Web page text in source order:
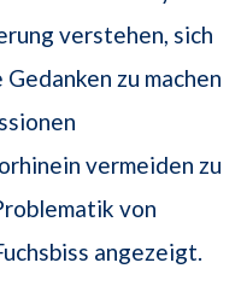
verstehen, sich
zu machen
vermeiden zu
von
angezeigt.